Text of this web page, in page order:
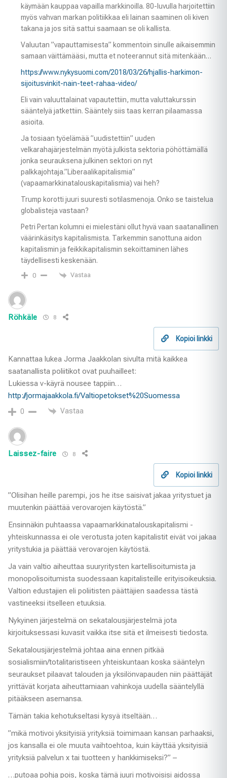
käymään kauppaa vapailla markkinoilla. 80-luvulla harjoitettiin
myös vahvan markan politiikkaa eli lainan saaminen oli kiven
takana ja jos sitä sattui saamaan se oli kallista.
Valuutan ”vapauttamisesta” kommentoin sinulle aikaisemmin
samaan väittämääsi, mutta et noteerannut sitä mitenkään…
https://www.nykysuomi.com/2018/03/26/hjallis-harkimon-
sijoitusvinkit-nain-teet-rahaa-video/
Eli vain valuuttalainat vapautettiin, mutta valuttakurssin
sääntelyä jatkettiin. Sääntely siis taas kerran pilaamassa
asioita.
Ja tosiaan työelämää ”uudistettiin” uuden
velkarahajärjestelmän myötä julkista sektoria pöhöttämällä
jonka seurauksena julkinen sektori on nyt
palkkajohtaja.”Liberaalikapitalismia”
(vapaamarkkinatalouskapitalismia) vai heh?
Trump korotti juuri suuresti sotilasmenoja. Onko se taistelua
globalisteja vastaan?
Petri Pertan kolumni ei mielestäni ollut hyvä vaan saatanallinen
väärinkäsitys kapitalismista. Tarkemmin sanottuna aidon
kapitalismin ja feikkikapitalismin sekoittaminen lähes
täydellisesti keskenään.
0 Vastaa
Röhkäle 8
Kopioi linkki
Kannattaa lukea Jorma Jaakkolan sivulta mitä kaikkea
saatanallista poliitikot ovat puuhailleet:
Lukiessa v-käyrä nousee tappiin…
http://jormajaakkola.fi/Valtiopetokset%20Suomessa
0 Vastaa
Laissez-faire 8
Kopioi linkki
”Olisihan heille parempi, jos he itse saisivat jakaa yritystuet ja
muutenkin päättää verovarojen käytöstä.”
Ensinnäkin puhtaassa vapaamarkkinatalouskapitalismi -
yhteiskunnassa ei ole verotusta joten kapitalistit eivät voi jakaa
yritystukia ja päättää verovarojen käytöstä.
Ja vain valtio aiheuttaa suuryritysten kartellisoitumista ja
monopolisoitumista suodessaan kapitalisteille erityisoikeuksia.
Valtion edustajien eli poliitisten päättäjien saadessa tästä
vastineeksi itselleen etuuksia.
Nykyinen järjestelmä on sekatalousjärjestelmä jota
kirjoituksessasi kuvasit vaikka itse sitä et ilmeisesti tiedosta.
Sekatalousjärjestelmä johtaa aina ennen pitkää
sosialismiin/totalitaristiseen yhteiskuntaan koska sääntelyn
seuraukset pilaavat talouden ja yksilönvapauden niin päättäjät
yrittävät korjata aiheuttamiaan vahinkoja uudella sääntelyllä
pitääkseen asemansa.
Tämän takia kehotukseltasi kysyä itseltään…
”mikä motivoi yksityisiä yrityksiä toimimaan kansan parhaaksi,
jos kansalla ei ole muuta vaihtoehtoa, kuin käyttää yksityisiä
yrityksiä palvelun x tai tuotteen y hankkimiseksi?” –
…putoaa pohja pois, koska tämä juuri motivoisisi aidossa